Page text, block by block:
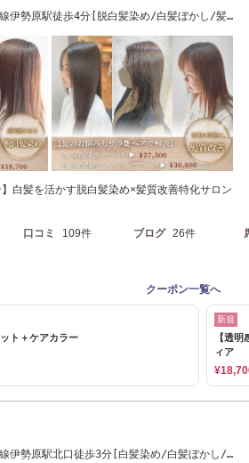
伊勢原駅徒歩4分[脱白髪染め/白髪ぼかし/髪
】白髪を活かす脱白髪染め×髪質改善特化サロン
口コミ 109件 ブログ 26件
クーポン一覧へ
ト＋ケアカラー
新規
【透
ィア
伊勢原駅北口徒歩3分[白髪染め/白髪ぼかし/